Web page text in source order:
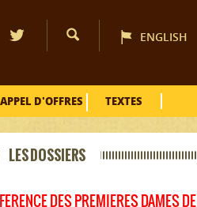
ENGLISH
APPEL D'OFFRES TEXTES
LES DOSSIERS
DES PREMIERES DAMES DE